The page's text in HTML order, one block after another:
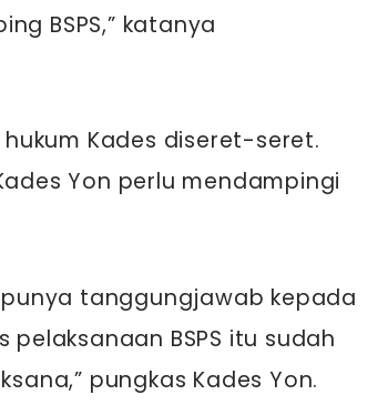
BSPS,” katanya
Kades diseret-seret.
Yon perlu mendampingi
punya tanggungjawab kepada
BSPS itu sudah
pungkas Kades Yon.